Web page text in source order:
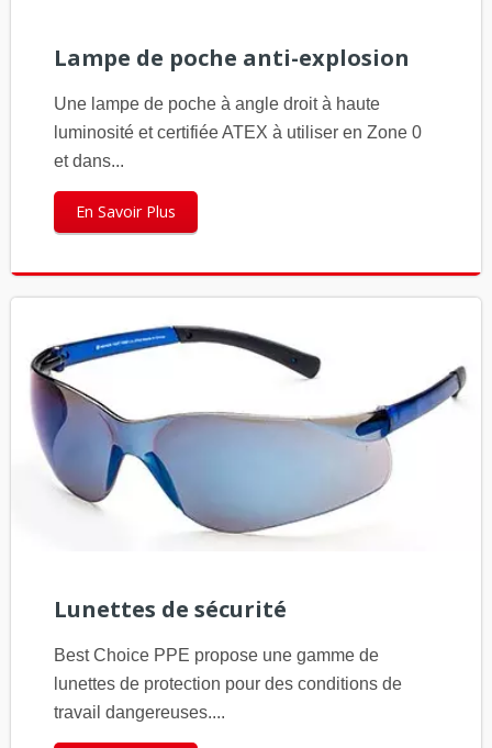
Lampe de poche anti-explosion
Une lampe de poche à angle droit à haute
luminosité et certifiée ATEX à utiliser en Zone 0
et dans...
En Savoir Plus
Lunettes de sécurité
Best Choice PPE propose une gamme de
lunettes de protection pour des conditions de
travail dangereuses....